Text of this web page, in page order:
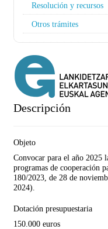
Resolución y recursos
Otros trámites
Descripción
Objeto
Convocar para el año 2025
programas de cooperación
180/2023, de 28 de
2024).
Dotación presupuestaria
150.000 euros